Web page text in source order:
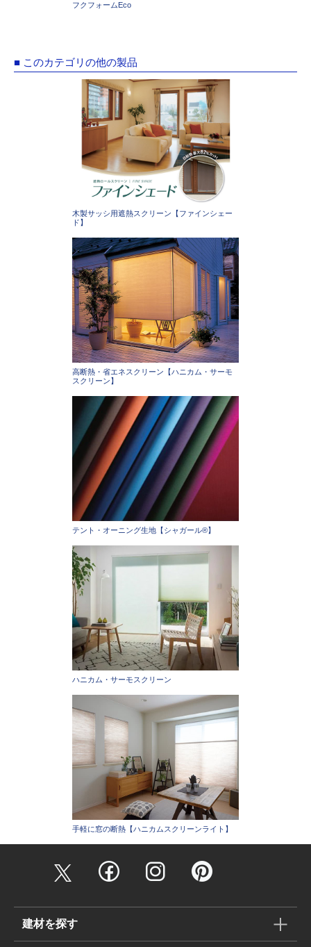
フクフォームEco
■ このカテゴリの他の製品
木製サッシ用遮熱スクリーン【ファインシェー
ド】
高断熱・省エネスクリーン【ハニカム・サーモ
スクリーン】
テント・オーニング生地【シャガール®】
ハニカム・サーモスクリーン
手軽に窓の断熱【ハニカムスクリーンライト】
建材を探す